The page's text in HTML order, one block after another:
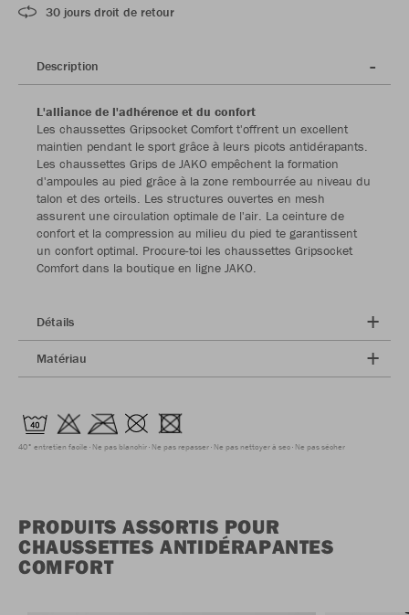
30 jours droit de retour
Description
L'alliance de l'adhérence et du confort
Les chaussettes Gripsocket Comfort t'offrent un excellent
maintien pendant le sport grâce à leurs picots antidérapants.
Les chaussettes Grips de JAKO empêchent la formation
d'ampoules au pied grâce à la zone rembourrée au niveau du
talon et des orteils. Les structures ouvertes en mesh
assurent une circulation optimale de l'air. La ceinture de
confort et la compression au milieu du pied te garantissent
un confort optimal. Procure-toi les chaussettes Gripsocket
Comfort dans la boutique en ligne JAKO.
Détails
Matériau
40° entretien facile Ne pas blanchir Ne pas repasser Ne pas nettoyer à sec Ne pas sécher
PRODUITS ASSORTIS POUR
CHAUSSETTES ANTIDÉRAPANTES
COMFORT